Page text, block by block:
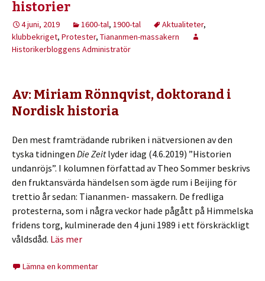
historier
4 juni, 2019 1600-tal, 1900-tal Aktualiteter,
klubbekriget, Protester, Tiananmen-massakern
Historikerbloggens Administratör
Av: Miriam Rönnqvist, doktorand i
Nordisk historia
Den mest framträdande rubriken i nätversionen av den
tyska tidningen Die Zeitlyder idag (4.6.2019) ”Historien
undanröjs”. I kolumnen författad av Theo Sommer beskrivs
den fruktansvärda händelsen som ägde rum i Beijing för
trettio år sedan: Tiananmen- massakern. De fredliga
protesterna, som i några veckor hade pågått på Himmelska
fridens torg, kulminerade den 4 juni 1989 i ett förskräckligt
våldsdåd. Läs mer
Lämna en kommentar